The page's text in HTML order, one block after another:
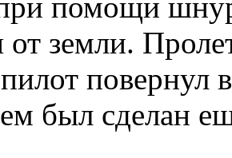
от земли.
повернул
был сделан